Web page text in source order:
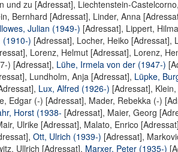
und zu [Adressat], Liechtenstein-
Bernhard [Adressat], Linder, Anna
Julian (1949-) [Adressat], Lippert,
(1910-) [Adressat], Locher, Heiko [Adressat],
, Lorenz, Helmut [Adressat], Lorenz,
) [Adressat], Lühe, Irmela von der (1947-)
, Lundholm, Anja [Adressat], Lüpke,
, Lux, Alfred (1926-) [Adressat],
Edgar (-) [Adressat], Mader, Rebekka (-)
Horst (1938- [Adressat], Maier, Georg
Ulrike [Adressat], Malato, Enrico [Adressat]
, Ott, Ulrich (1939-) [Adressat],
Ullrich [Adressat], Marxer, Peter (1935-)